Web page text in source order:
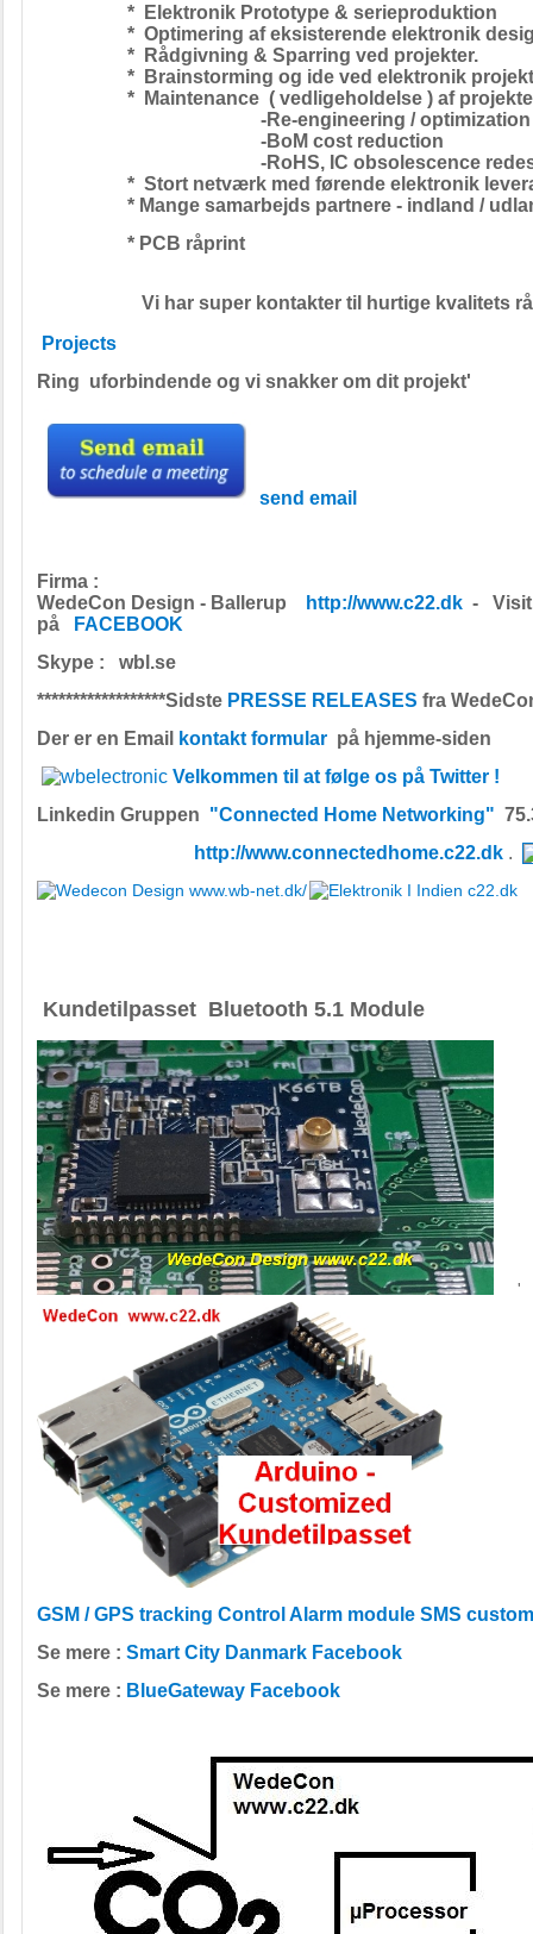
* Elektronik Prototype & serieproduktion
* Optimering af eksisterende elektronik
* Rådgivning & Sparring ved projekter.
* Brainstorming og ide ved elektronik
* Maintenance ( vedligeholdelse ) af projekter
-Re-engineering / optimization
-BoM cost reduction
-RoHS, IC obsolescence
* Stort netværk med førende elektronik
* Mange samarbejds partnere - indland /
* PCB råprint
Vi har super kontakter til hurtige kvalitets rå-
Projects
Ring uforbindende og vi snakker om dit projekt'
send email
Firma :
WedeCon Design - Ballerup
http://www.c22.dk - Visit
på
FACEBOOK
Skype : wbl.se
******************Sidste PRESSE RELEASES fra
Der er en Email
kontakt formular på hjemme-siden
Velkommen til at følge os på Twitter !
Linkedin Gruppen "Connected Home Networking"
http://www.connectedhome.c22.dk .
Kundetilpasset Bluetooth 5.1 Module
'
GSM / GPS tracking Control Alarm module SMS
Se mere : Smart City Danmark Facebook
Se mere : BlueGateway Facebook